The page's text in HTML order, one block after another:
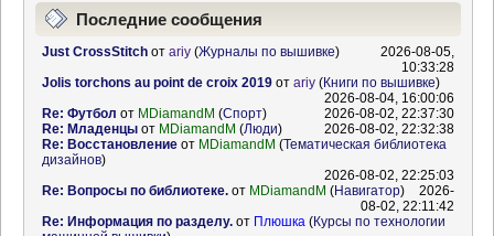
Информационный центр
Последние сообщения
Just CrossStitchот ariy(Журналы по вышивке)
2026-08-05,
10:33:28
Jolis torchons au point de croix 2019от ariy(Книги по вышивке)
2026-08-04, 16:00:06
Re: Футбол от MDiamandM (Спорт)
2026-08-02, 22:37:30
Re: Младенцыот MDiamandM (Люди)
2026-08-02, 22:32:38
Re: Восстановлениеот MDiamandM (Тематическая библиотека
дизайнов)
2026-08-02, 22:25:03
Re: Вопросы по библиотеке.от MDiamandM (Навигатор)
2026-
08-02, 22:11:42
Re: Информация по разделу.от Плюшка (Курсы по технологии